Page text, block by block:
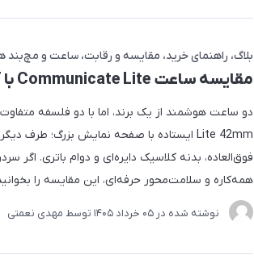
بلاگ راهنمای خرید مقایسه و رقابت ساعت و مچ‌بند
مقایسه ساعت‌ Communicate Lite با GT-FIT گرین لاین
فوق‌العاده، بدنه کلاسیک دایره‌ای و دوام باتری. اگر
همه‌کاره و سلامت‌محور حرفه‌ای، این مقایسه را
نوشته شده در 05 خرداد 1405 توسط مهدی نعمتی